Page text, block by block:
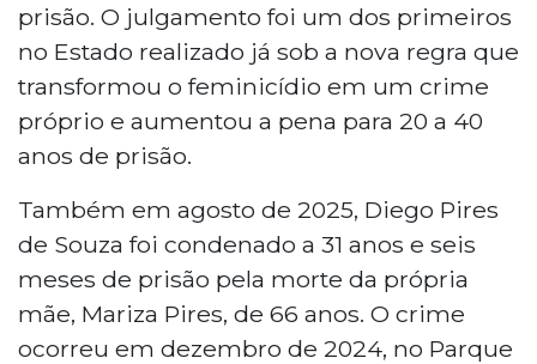
prisão. O julgamento foi um dos primeiros
no Estado realizado já sob a nova regra que
transformou o feminicídio em um crime
próprio e aumentou a pena para 20 a 40
anos de prisão.
Também em agosto de 2025, Diego Pires
de Souza foi condenado a 31 anos e seis
meses de prisão pela morte da própria
mãe, Mariza Pires, de 66 anos. O crime
ocorreu em dezembro de 2024, no Parque